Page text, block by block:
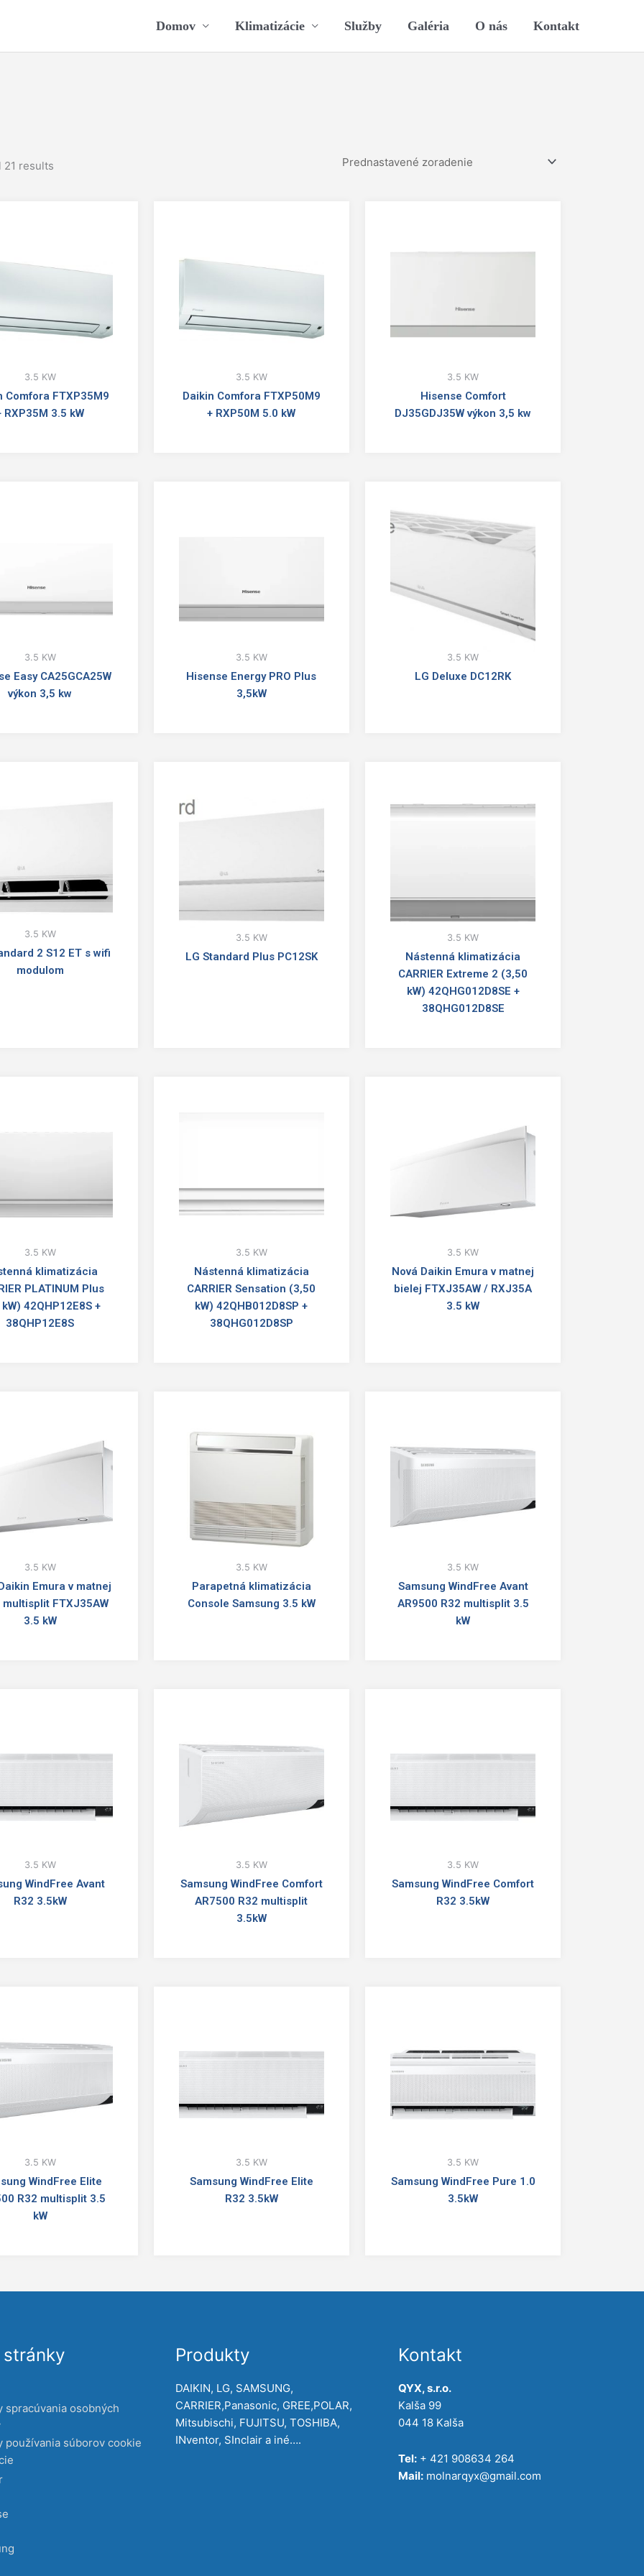
Domov Klimatizácie Služby Galéria O nás Kontakt
21 results
3.5 KW
Comfora FTXP35M9
RXP35M 3.5 kW
3.5 KW
Daikin Comfora FTXP50M9
+ RXP50M 5.0 kW
3.5 KW
Hisense Comfort
DJ35GDJ35W výkon 3,5 kw
3.5 KW
Easy CA25GCA25W
výkon 3,5 kw
3.5 KW
Hisense Energy PRO Plus
3,5kW
3.5 KW
LG Deluxe DC12RK
3.5 KW
2 S12 ET s wifi
modulom
3.5 KW
LG Standard Plus PC12SK
3.5 KW
Nástenná klimatizácia
CARRIER Extreme 2 (3,50
kW) 42QHG012D8SE +
38QHG012D8SE
3.5 KW
klimatizácia
PLATINUM Plus
42QHP12E8S +
38QHP12E8S
3.5 KW
Nástenná klimatizácia
CARRIER Sensation (3,50
kW) 42QHB012D8SP +
38QHG012D8SP
3.5 KW
Nová Daikin Emura v matnej
bielej FTXJ35AW / RXJ35A
3.5 kW
3.5 KW
Emura v matnej
FTXJ35AW
3.5 kW
3.5 KW
Parapetná klimatizácia
Console Samsung 3.5 kW
3.5 KW
Samsung WindFree Avant
AR9500 R32 multisplit 3.5
kW
3.5 KW
WindFree Avant
R32 3.5kW
3.5 KW
Samsung WindFree Comfort
AR7500 R32 multisplit
3.5kW
3.5 KW
Samsung WindFree Comfort
R32 3.5kW
3.5 KW
WindFree Elite
R32 multisplit 3.5
kW
3.5 KW
Samsung WindFree Elite
R32 3.5kW
3.5 KW
Samsung WindFree Pure 1.0
3.5kW
spracúvania osobných
používania súborov cookie
Produkty
DAIKIN, LG, SAMSUNG,
CARRIER,Panasonic, GREE,POLAR,
Mitsubischi, FUJITSU, TOSHIBA,
INventor, SInclair a iné….
Kontakt
QYX, s.r.o.
Kalša 99
044 18 Kalša
Tel: + 421 908634 264
Mail: molnarqyx@gmail.com